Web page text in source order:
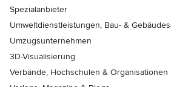
Spezialanbieter
Umweltdienstleistungen, Bau- &
Umzugsunternehmen
3D-Visualisierung
Verbände, Hochschulen & Organisationen